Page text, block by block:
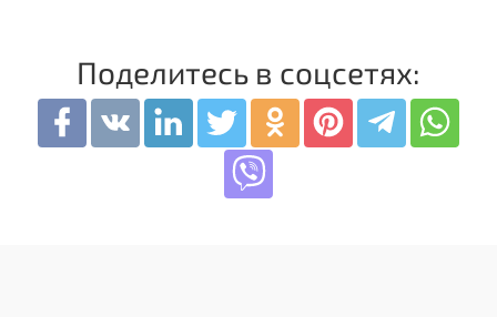
Поделитесь в соцсетях: